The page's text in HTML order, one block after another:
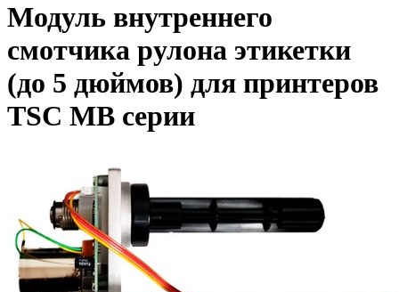
Модуль внутреннего
смотчика рулона этикетки
(до 5 дюймов) для принтеров
TSC МВ серии